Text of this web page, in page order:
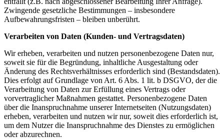
Zwingende gesetzliche Bestimmungen – insbesondere
Aufbewahrungsfristen – bleiben unberührt.
Verarbeiten von Daten (Kunden- und Vertragsdaten)
Wir erheben, verarbeiten und nutzen personenbezogene Daten nur,
soweit sie für die Begründung, inhaltliche Ausgestaltung oder
Änderung des Rechtsverhältnisses erforderlich sind (Bestandsdaten).
Dies erfolgt auf Grundlage von Art. 6 Abs. 1 lit. b DSGVO, der die
Verarbeitung von Daten zur Erfüllung eines Vertrags oder
vorvertraglicher Maßnahmen gestattet. Personenbezogene Daten
über die Inanspruchnahme unserer Internetseiten (Nutzungsdaten)
erheben, verarbeiten und nutzen wir nur, soweit dies erforderlich ist,
um dem Nutzer die Inanspruchnahme des Dienstes zu ermöglichen
oder abzurechnen.